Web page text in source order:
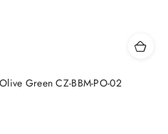
Green CZ-BBM-PO-02